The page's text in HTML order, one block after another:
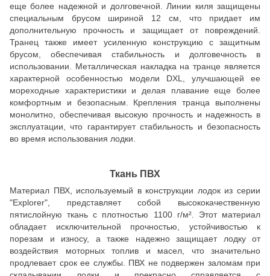
еще более надежной и долговечной. Линии киля защищены
специальным брусом шириной 12 см, что придает им
дополнительную прочность и защищает от повреждений.
Транец также имеет усиленную конструкцию с защитным
брусом, обеспечивая стабильность и долговечность в
использовании. Металлическая накладка на транце является
характерной особенностью модели DXL, улучшающей ее
мореходные характеристики и делая плавание еще более
комфортным и безопасным. Крепления транца выполнены
монолитно, обеспечивая высокую прочность и надежность в
эксплуатации, что гарантирует стабильность и безопасность
во время использования лодки.
Ткань ПВХ
Материал ПВХ, используемый в конструкции лодок из серии
"Explorer", представляет собой высококачественную
пятислойную ткань с плотностью 1100 г/м². Этот материал
обладает исключительной прочностью, устойчивостью к
порезам и износу, а также надежно защищает лодку от
воздействия моторных топлив и масел, что значительно
продлевает срок ее службы. ПВХ не подвержен заломам при